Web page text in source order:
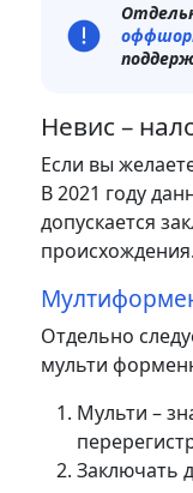
Невис –
Если вы
В 2021 году
допускается
происхождения.
Отдельно
мульти
Мульти –
Заключать